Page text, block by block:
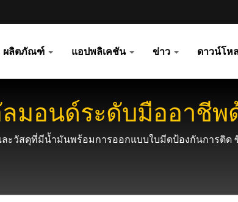
ผลิตภัณฑ์ แอปพลิเคชัน ข่าว ดาวน์โห
มอนด์ระดับมืออาชีพ
วัสดุที่มีน้ำมันพร้อมการออกแบบใบมีดป้องกันการติด